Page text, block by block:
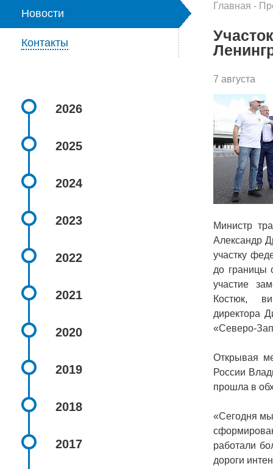
Новости
Контакты
2026
2025
2024
2023
2022
2021
2020
2019
2018
2017
Главная -
7 августа
Министр
Александр
участку
до границы
участие
Костюк,
директора
«Северо-
Открывая
России
прошла в
«Сегодня
работали
дороги